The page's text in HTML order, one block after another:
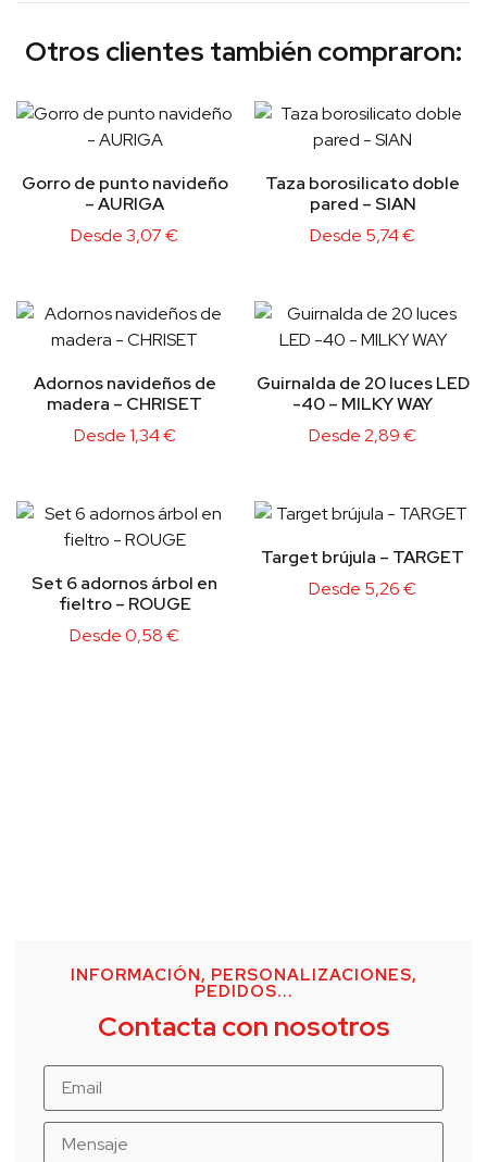
Otros clientes también compraron:
Gorro de punto navideño
– AURIGA
Desde3,07€
Taza borosilicato doble
pared – SIAN
Desde 5,74€
Adornos navideños de
madera – CHRISET
Desde1,34€
Guirnalda de 20 luces LED
-40 – MILKY WAY
Desde2,89€
Set 6 adornos árbol en
fieltro – ROUGE
Desde0,58€
Target brújula – TARGET
Desde 5,26€
INFORMACIÓN, PERSONALIZACIONES,
PEDIDOS...
Contacta con nosotros